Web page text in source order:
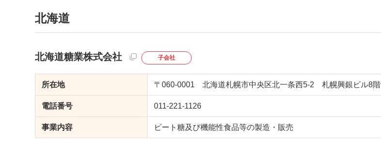
北海道
北海道糖業株式会社 子会社
所在地 〒060-0001 北海道札幌市中央区北一条西5-2 札幌興銀ビル8階
電話番号 011-221-1126
事業内容 ビート糖及び機能性食品等の製造・販売